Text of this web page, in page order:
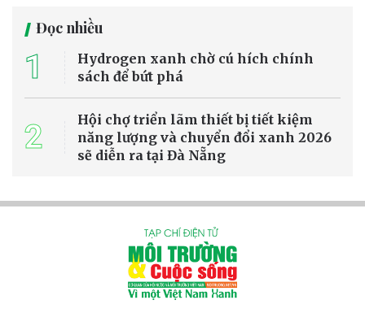
Đọc nhiều
1
Hydrogen xanh chờ cú hích chính
sách để bứt phá
2
Hội chợ triển lãm thiết bị tiết kiệm
năng lượng và chuyển đổi xanh 2026
sẽ diễn ra tại Đà Nẵng